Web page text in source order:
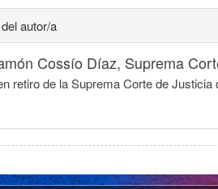
autor/a
Cossío Díaz, Suprema
retiro de la Suprema Corte de